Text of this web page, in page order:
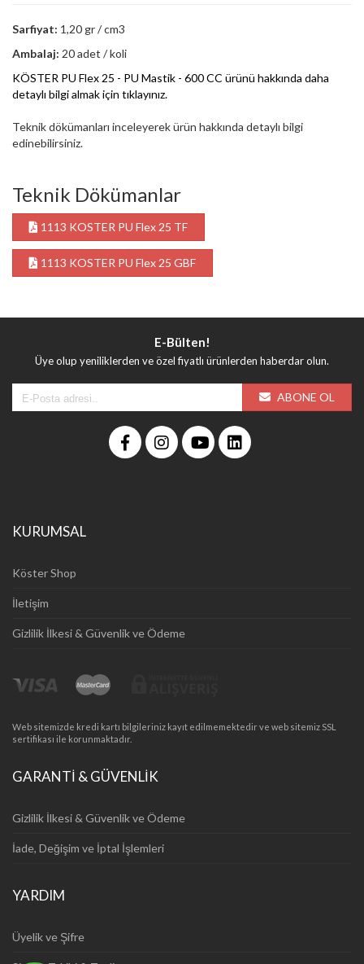
Sarfiyat: 1,20 gr / cm3
Ambalaj: 20 adet / koli
KÖSTER PU Flex 25 - PU Mastik - 600 CC ürünü hakkında daha
detaylı bilgi almak için tıklayınız.
Teknik dökümanları inceleyerek ürün hakkında detaylı bilgi
edinebilirsiniz.
Teknik Dökümanlar
1113 KOSTER PU Flex 25 TF
1113 KOSTER PU Flex 25 GBF
E-Bülten!
Üye olup yeniliklerden ve özel fiyatlı ürünlerden haberdar olun.
ABONE OL
KURUMSAL
Köster Shop
İletişim
Gizlilik İlkesi & Güvenlik ve Ödeme
Web sitemizde kredi kartı bilgileriniz kayıt edilmemektedir ve web sitemiz SSL
sertifikası ile korunmaktadır.
GARANTİ & GÜVENLİK
Gizlilik İlkesi & Güvenlik ve Ödeme
İade, Değişim ve İptal İşlemleri
YARDIM
Üyelik ve Şifre